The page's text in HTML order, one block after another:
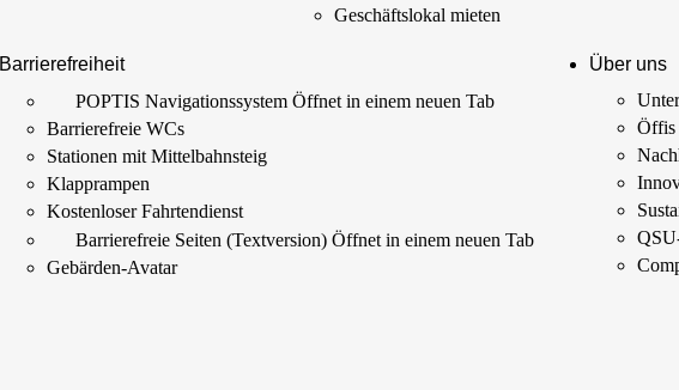
Geschäftslokal mieten
Barrierefreiheit
POPTIS NavigationssystemÖffnet in einem neuen Tab
Barrierefreie WCs
Stationen mit Mittelbahnsteig
Klapprampen
Kostenloser Fahrtendienst
Barrierefreie Seiten (Textversion)Öffnet in einem neuen Tab
Gebärden-Avatar
Über uns
Öffis